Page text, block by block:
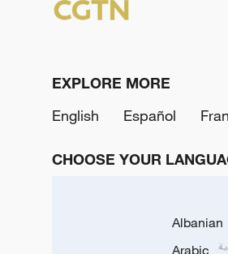
EXPLORE MORE
English
Español
CHOOSE YOUR
Albanian
Arabic